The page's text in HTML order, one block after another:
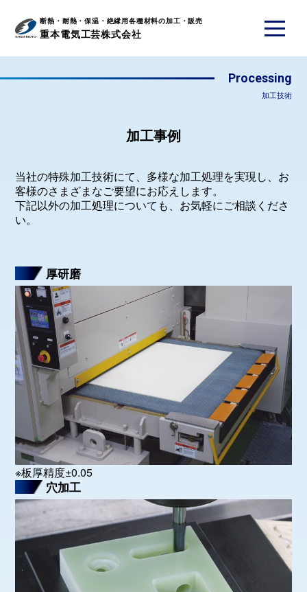
断熱・耐熱・保温・絶縁用各種材料の加工・販売
重本電気工芸株式会社 メニ
Processing
加工技術
加工事例
Example
当社の特殊加工技術にて、多様な加工処理を実現し、お
客様のさまざまなご要望にお応えします。
下記以外の加工処理についても、お気軽にご相談くださ
い。
厚研磨
※板厚精度±0.05
穴加工